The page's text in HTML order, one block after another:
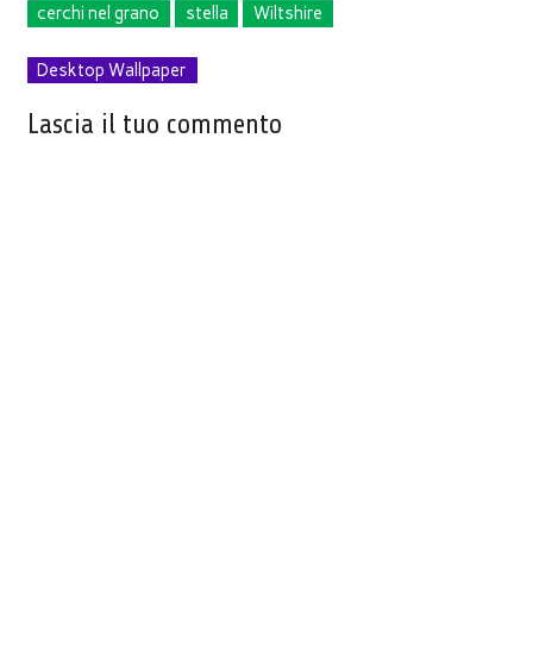
cerchi nel grano stella Wiltshire
Desktop Wallpaper
Lascia il tuo commento